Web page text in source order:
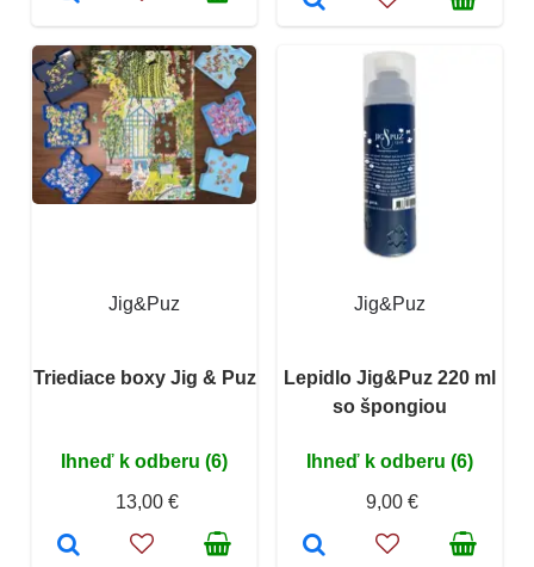
Jig&Puz
Triediace boxy Jig & Puz
Ihneď k odberu (6)
13,00 €
Jig&Puz
Lepidlo Jig&Puz 220 ml
so špongiou
Ihneď k odberu (6)
9,00 €